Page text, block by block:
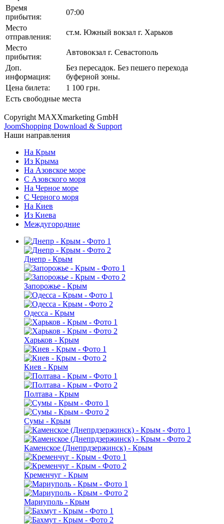
Время
прибытия:
07:00
Место
отправления:
ст.м. Южный вокзал г. Харьков
Место
прибытия:
Автовокзал г. Севастополь
Доп.
информация:
Без пересадок. Без пешего перехода
буферной зоны.
Цена билета:
1 100 грн.
Есть свободные места
Copyright MAXXmarketing GmbH
JoomShopping Download & Support
Наши направления
На Крым
Из Крыма
На Азовское море
С Азовского моря
На Черное море
С Черного моря
На Киев
Из Киева
Междугородние
Днепр - Крым
Запорожье - Крым
Одесса - Крым
Харьков - Крым
Киев - Крым
Полтава - Крым
Сумы - Крым
Каменское (Днепрдзержинск) - Крым
Кременчуг - Крым
Мариуполь - Крым